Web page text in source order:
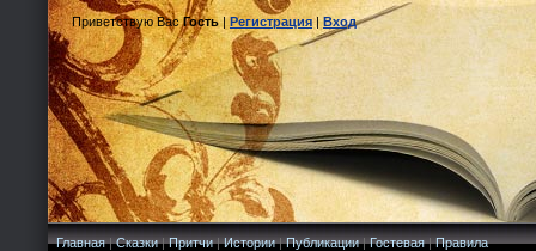
Приветствую Вас Гость|Регистрация|Вход
Главная|Сказки|Притчи|Истории|Публикации|Гостевая|Правила